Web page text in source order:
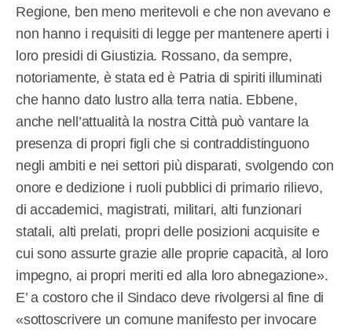
Regione, ben meno meritevoli e che non avevano e
non hanno i requisiti di legge per mantenere aperti i
loro presidi di Giustizia. Rossano, da sempre,
notoriamente, è stata ed è Patria di spiriti illuminati
che hanno dato lustro alla terra natia. Ebbene,
anche nell’attualità la nostra Città può vantare la
presenza di propri figli che si contraddistinguono
negli ambiti e nei settori più disparati, svolgendo con
onore e dedizione i ruoli pubblici di primario rilievo,
di accademici, magistrati, militari, alti funzionari
statali, alti prelati, propri delle posizioni acquisite e
cui sono assurte grazie alle proprie capacità, al loro
impegno, ai propri meriti ed alla loro abnegazione».
E’ a costoro che il Sindaco deve rivolgersi al fine di
«sottoscrivere un comune manifesto per invocare